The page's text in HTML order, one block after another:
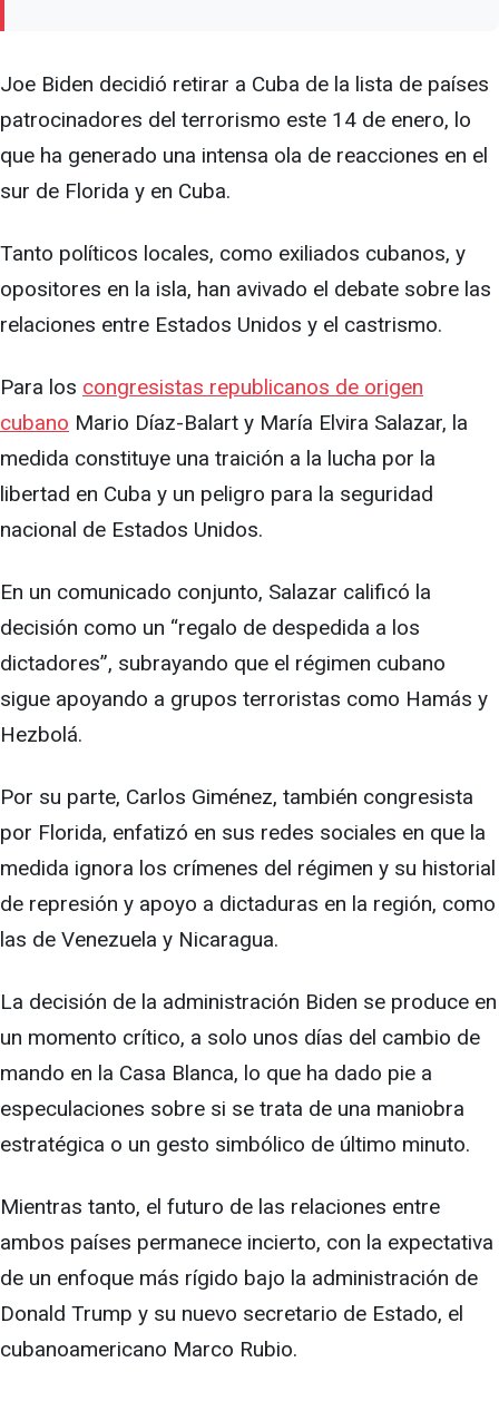
Joe Biden decidió retirar a Cuba de la lista de países
patrocinadores del terrorismo este 14 de enero, lo
que ha generado una intensa ola de reacciones en el
sur de Florida y en Cuba.
Tanto políticos locales, como exiliados cubanos, y
opositores en la isla, han avivado el debate sobre las
relaciones entre Estados Unidos y el castrismo.
Para los congresistas republicanos de origen
cubano Mario Díaz-Balart y María Elvira Salazar, la
medida constituye una traición a la lucha por la
libertad en Cuba y un peligro para la seguridad
nacional de Estados Unidos.
En un comunicado conjunto, Salazar calificó la
decisión como un “regalo de despedida a los
dictadores”, subrayando que el régimen cubano
sigue apoyando a grupos terroristas como Hamás y
Hezbolá.
Por su parte, Carlos Giménez, también congresista
por Florida, enfatizó en sus redes sociales en que la
medida ignora los crímenes del régimen y su historial
de represión y apoyo a dictaduras en la región, como
las de Venezuela y Nicaragua.
La decisión de la administración Biden se produce en
un momento crítico, a solo unos días del cambio de
mando en la Casa Blanca, lo que ha dado pie a
especulaciones sobre si se trata de una maniobra
estratégica o un gesto simbólico de último minuto.
Mientras tanto, el futuro de las relaciones entre
ambos países permanece incierto, con la expectativa
de un enfoque más rígido bajo la administración de
Donald Trump y su nuevo secretario de Estado, el
cubanoamericano Marco Rubio.